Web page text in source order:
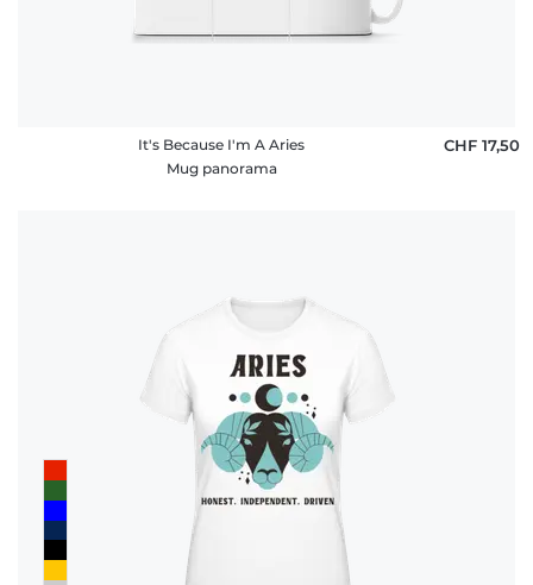
It's Because I'm A Aries
Mug panorama
CHF 17,50